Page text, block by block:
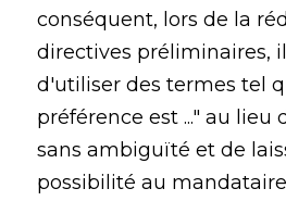
conséquent, lors de la
directives préliminaires,
d'utiliser des termes tel
préférence est ..." au lieu
sans ambiguïté et de
possibilité au